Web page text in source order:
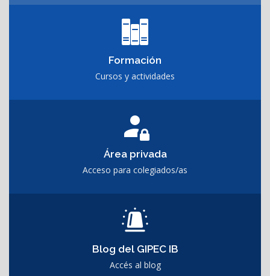
Formación
Cursos y actividades
Área privada
Acceso para colegiados/as
Blog del GIPEC IB
Accés al blog